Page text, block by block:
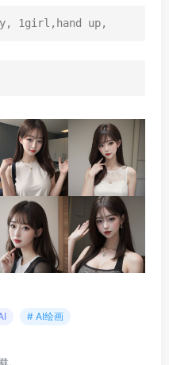
1girl,hand up,
# AI绘画
。